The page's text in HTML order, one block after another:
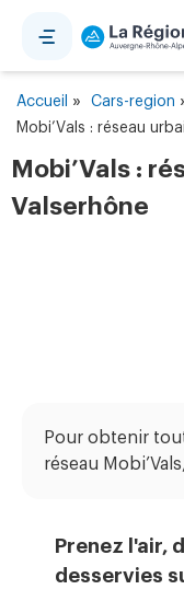
Accueil » Cars-region
Mobi’Vals : réseau
Mobi’Vals :
Valserhône
Pour obtenir
réseau
Prenez l'air,
desservies